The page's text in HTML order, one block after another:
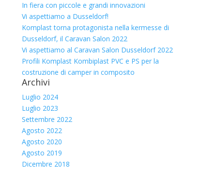
In fiera con piccole e grandi innovazioni
Vi aspettiamo a Dusseldorf!
Komplast torna protagonista nella kermesse di
Dusseldorf, il Caravan Salon 2022
Vi aspettiamo al Caravan Salon Dusseldorf 2022
Profili Komplast Kombiplast PVC e PS per la
costruzione di camper in composito
Archivi
Luglio 2024
Luglio 2023
Settembre 2022
Agosto 2022
Agosto 2020
Agosto 2019
Dicembre 2018